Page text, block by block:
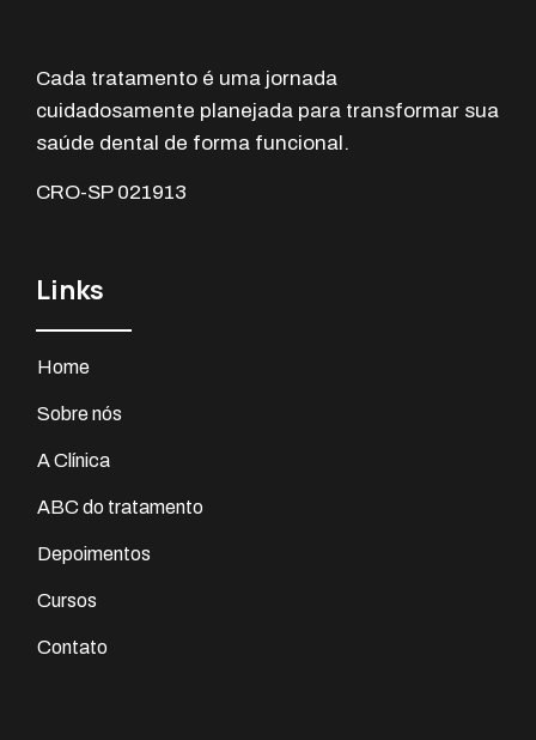
Cada tratamento é uma jornada
cuidadosamente planejada para transformar sua
saúde dental de forma funcional.
CRO-SP 021913
Links
Home
Sobre nós
A Clínica
ABC do tratamento
Depoimentos
Cursos
Contato